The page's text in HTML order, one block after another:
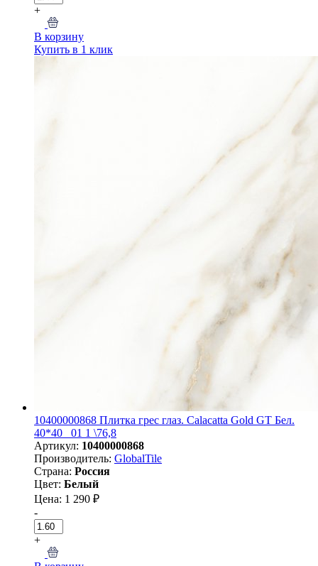
+
В корзину
Купить в 1 клик
10400000868 Плитка грес глаз. Calacatta Gold GT Бел.
40*40 _01 1 \76,8
Артикул: 10400000868
Производитель: GlobalTile
Страна: Россия
Цвет: Белый
Цена: 1 290 ₽
-
+